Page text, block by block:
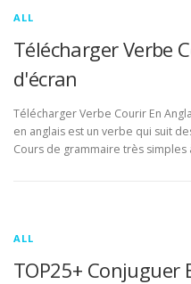
ALL
Télécharger Verbe
d'écran
Télécharger Verbe Courir En
en anglais est un verbe qui suit
Cours de grammaire très
ALL
TOP25+ Conjuguer